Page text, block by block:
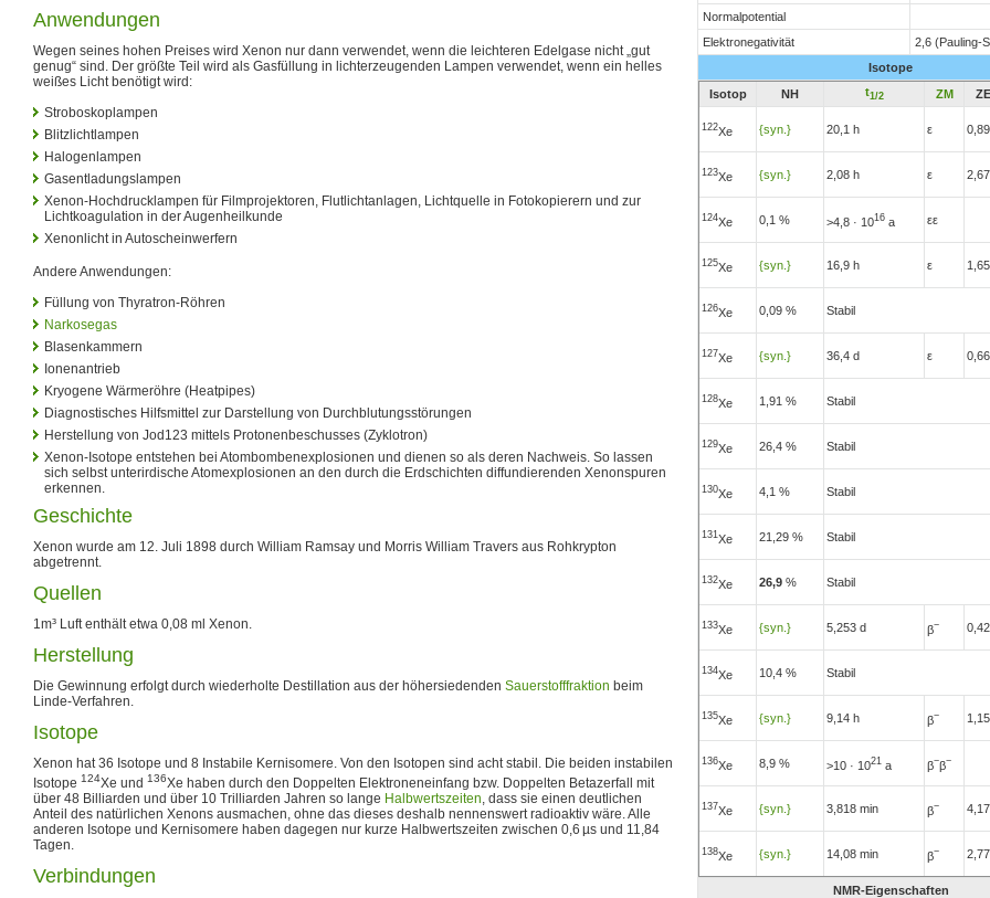
Normalpotential
Elektronegativität
2,6 (Pauling-
Isotope
Isotop
NH t1/2 ZM
122Xe {syn.} 20,1 h ε
123Xe {syn.} 2,08 h ε
124Xe 0,1 % >4,8 · 1016 a εε
125Xe {syn.} 16,9 h ε
126Xe 0,09 % Stabil
127Xe {syn.} 36,4 d ε
128Xe 1,91 % Stabil
129Xe 26,4 % Stabil
130Xe 4,1 % Stabil
131 Xe 21,29 % Stabil
132Xe 26,9 % Stabil
133Xe {syn.} 5,253 d β−
134Xe 10,4 % Stabil
135Xe {syn.} 9,14 h β−
136Xe 8,9 % >10 · 1021 a β−β−
137Xe {syn.} 3,818 min β−
138Xe {syn.} 14,08 min β−
NMR-Eigenschaften
Anwendungen
Wegen seines hohen Preises wird Xenon nur dann verwendet, wenn die leichteren Edelgase nicht „gut
genug“ sind. Der größte Teil wird als Gasfüllung in lichterzeugenden Lampen verwendet, wenn ein helles
weißes Licht benötigt wird:
Stroboskoplampen
Blitzlichtlampen
Halogenlampen
Gasentladungslampen
Xenon-Hochdrucklampen für Filmprojektoren, Flutlichtanlagen, Lichtquelle in Fotokopierern und zur
Lichtkoagulation in der Augenheilkunde
Xenonlicht in Autoscheinwerfern
Andere Anwendungen:
Füllung von Thyratron-Röhren
Narkosegas
Blasenkammern
Ionenantrieb
Kryogene Wärmeröhre (Heatpipes)
Diagnostisches Hilfsmittel zur Darstellung von Durchblutungsstörungen
Herstellung von Jod123 mittels Protonenbeschusses (Zyklotron)
Xenon-Isotope entstehen bei Atombombenexplosionen und dienen so als deren Nachweis. So lassen
sich selbst unterirdische Atomexplosionen an den durch die Erdschichten diffundierenden Xenonspuren
erkennen.
Geschichte
Xenon wurde am 12. Juli 1898 durch William Ramsay und Morris William Travers aus Rohkrypton
abgetrennt.
Quellen
1m³ Luft enthält etwa 0,08 ml Xenon.
Herstellung
Die Gewinnung erfolgt durch wiederholte Destillation aus der höhersiedenden Sauerstofffraktion beim
Linde-Verfahren.
Isotope
Xenon hat 36 Isotope und 8 Instabile Kernisomere. Von den Isotopen sind acht stabil. Die beiden instabilen
Isotope 124Xe und 136Xe haben durch den Doppelten Elektroneneinfang bzw. Doppelten Betazerfall mit
über 48 Billiarden und über 10 Trilliarden Jahren so lange Halbwertszeiten, dass sie einen deutlichen
Anteil des natürlichen Xenons ausmachen, ohne das dieses deshalb nennenswert radioaktiv wäre. Alle
anderen Isotope und Kernisomere haben dagegen nur kurze Halbwertszeiten zwischen 0,6 µs und 11,84
Tagen.
Verbindungen